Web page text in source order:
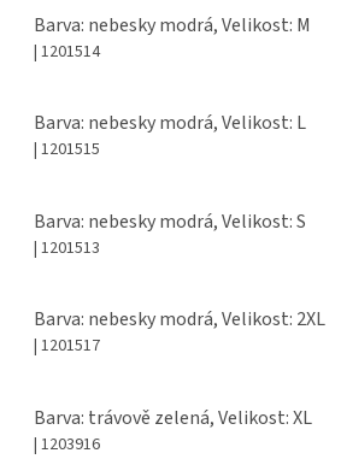
Barva: nebesky modrá, Velikost: M
| 1201514
Barva: nebesky modrá, Velikost: L
| 1201515
Barva: nebesky modrá, Velikost: S
| 1201513
Barva: nebesky modrá, Velikost: 2XL
| 1201517
Barva: trávově zelená, Velikost: XL
| 1203916